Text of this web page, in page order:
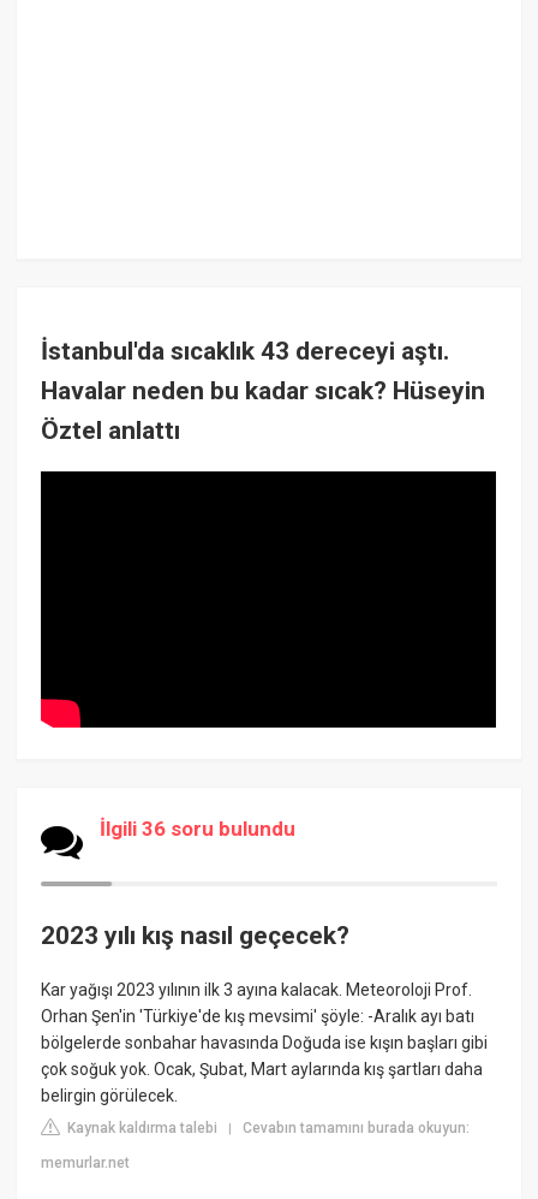
İstanbul'da sıcaklık 43 dereceyi aştı.
Havalar neden bu kadar sıcak? Hüseyin
Öztel anlattı
İlgili 36 soru bulundu
2023 yılı kış nasıl geçecek?
Kar yağışı 2023 yılının ilk 3 ayına kalacak. Meteoroloji Prof.
Orhan Şen'in 'Türkiye'de kış mevsimi' şöyle: -Aralık ayı batı
bölgelerde sonbahar havasında Doğuda ise kışın başları gibi
çok soğuk yok. Ocak, Şubat, Mart aylarında kış şartları daha
belirgin görülecek.
Kaynak kaldırma talebi |Cevabın tamamını burada okuyun:
memurlar.net